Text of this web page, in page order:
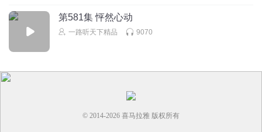
第581集 怦然心动
一路听天下精品 9070
© 2014-2026 喜马拉雅 版权所有